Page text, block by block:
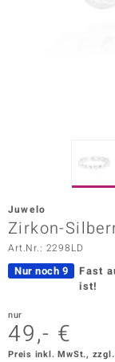
Vogue
Juwelo
Zirkon-
Art.Nr.: 2298LD
Nur noch 9 Fast
ist!
nur
49,- €
Preis inkl. MwSt.,